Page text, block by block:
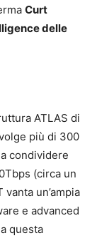
Curt
delle
ATLAS di
più di 300
condividere
(circa un
un’ampia
e advanced
questa